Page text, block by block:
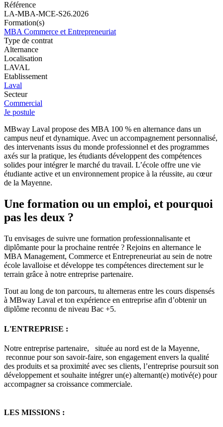
Référence
LA-MBA-MCE-S26.2026
Formation(s)
MBA Commerce et Entrepreneuriat
Type de contrat
Alternance
Localisation
LAVAL
Etablissement
Laval
Secteur
Commercial
Je postule
MBway Laval propose des MBA 100 % en alternance dans un
campus neuf et dynamique. Avec un accompagnement personnalisé,
des intervenants issus du monde professionnel et des programmes
axés sur la pratique, les étudiants développent des compétences
solides pour intégrer le marché du travail. L’école offre une vie
étudiante active et un environnement propice à la réussite, au cœur
de la Mayenne.
Une formation ou un emploi, et pourquoi
pas les deux ?
Tu envisages de suivre une formation professionnalisante et
diplômante pour la prochaine rentrée ? Rejoins en alternance le
MBA Management, Commerce et Entrepreneuriat au sein de notre
école lavalloise et développe tes compétences directement sur le
terrain grâce à notre entreprise partenaire.
Tout au long de ton parcours, tu alterneras entre les cours dispensés
à MBway Laval et ton expérience en entreprise afin d’obtenir un
diplôme reconnu de niveau Bac +5.
L'ENTREPRISE :
Notre entreprise partenaire, située au nord est de la Mayenne,
reconnue pour son savoir-faire, son engagement envers la qualité
des produits et sa proximité avec ses clients, l’entreprise poursuit son
développement et souhaite intégrer un(e) alternant(e) motivé(e) pour
accompagner sa croissance commerciale.
LES MISSIONS :